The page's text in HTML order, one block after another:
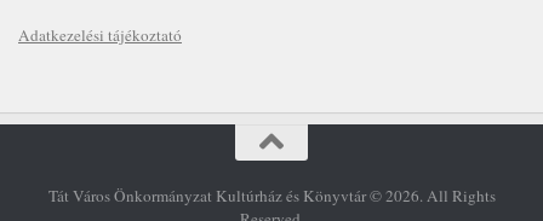
Adatkezelési tájékoztató
Tát Város Önkormányzat Kultúrház és Könyvtár © 2026. All Rights